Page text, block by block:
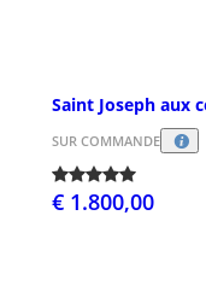
Saint Joseph aux
SUR COMMANDE
€ 1.800,00